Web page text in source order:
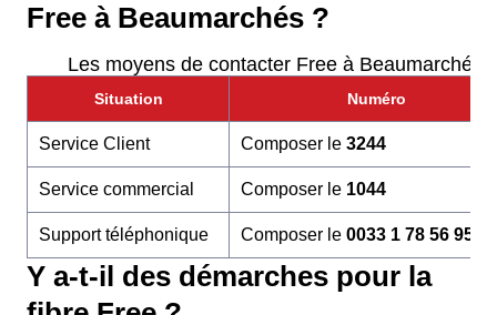
Free à Beaumarchés ?
Les moyens de contacter Free à Beaumarchés
Situation Numéro
Service Client Composer le 3244
Service commercial Composer le 1044
Support téléphonique Composer le 0033 1 78 56 95 60
Y a-t-il des démarches pour la